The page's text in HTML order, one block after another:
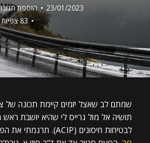
23/01/2023 הוספת
83 צפיות
שמתם לב שאצל יזמים קיימת תכונה של
לבטיחות חיסונים (ACIP). תרגמתי את הפעולה הנהדרת של סטיב